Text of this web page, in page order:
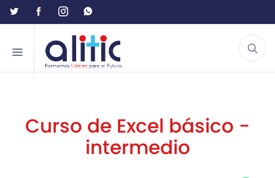
Curso de Excel básico -
intermedio